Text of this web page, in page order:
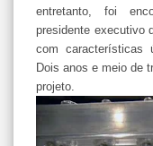
entretanto, foi
presidente executivo
comcaracterísticas
Dois anos e meio de
projeto.